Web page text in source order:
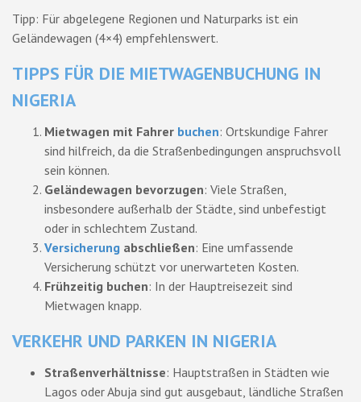
Tipp: Für abgelegene Regionen und Naturparks ist ein
Geländewagen (4×4) empfehlenswert.
TIPPS FÜR DIE MIETWAGENBUCHUNG IN
NIGERIA
Mietwagen mit Fahrer buchen: Ortskundige Fahrer
sind hilfreich, da die Straßenbedingungen anspruchsvoll
sein können.
Geländewagen bevorzugen: Viele Straßen,
insbesondere außerhalb der Städte, sind unbefestigt
oder in schlechtem Zustand.
Versicherung abschließen: Eine umfassende
Versicherung schützt vor unerwarteten Kosten.
Frühzeitig buchen: In der Hauptreisezeit sind
Mietwagen knapp.
VERKEHR UND PARKEN IN NIGERIA
Straßenverhältnisse: Hauptstraßen in Städten wie
Lagos oder Abuja sind gut ausgebaut, ländliche Straßen